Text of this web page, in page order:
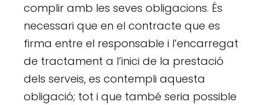
complir amb les seves obligacions. És
necessari que en el contracte que es
firma entre el responsable i l’encarregat
de tractament a l’inici de la prestació
dels serveis, es contempli aquesta
obligació; tot i que també seria possible